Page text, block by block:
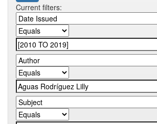
Current filters: